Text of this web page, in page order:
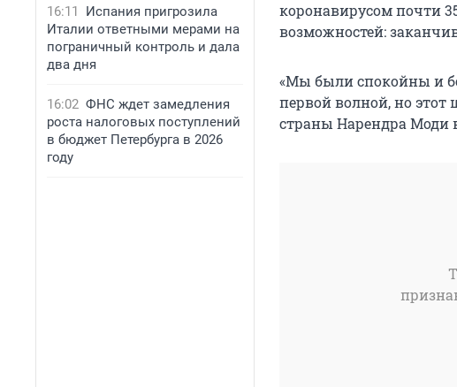
16:11
Испания пригрозила
Италии ответными мерами на
пограничный контроль и дала
два дня
16:02 ФНС ждет замедления
роста налоговых поступлений
в бюджет Петербурга в 2026
году
коронавирусом почти
возможностей:
«Мы были спокойны и
первой волной, но
страны Нарендра Моди